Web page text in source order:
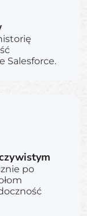
Salesforce.
po